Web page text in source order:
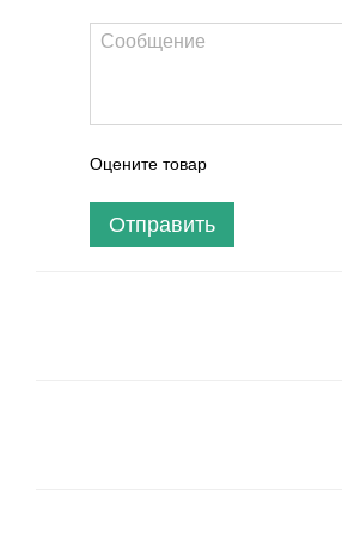
Оцените товар
Отправить